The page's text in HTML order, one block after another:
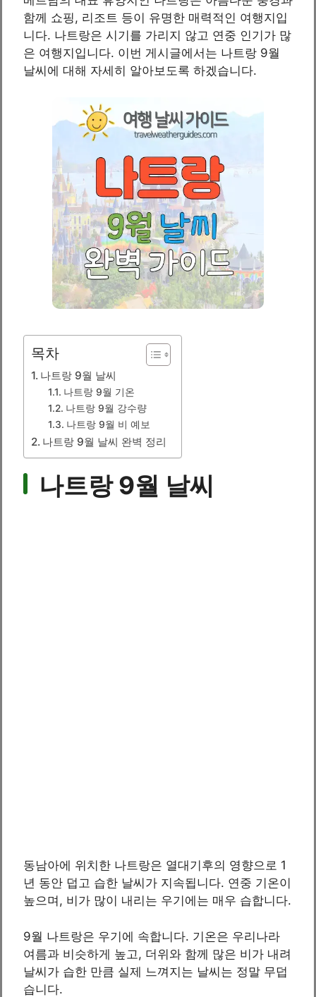
함께 쇼핑, 리조트 등이 유명한 매력적인 여행지입
니다. 나트랑은 시기를 가리지 않고 연중 인기가 많
은 여행지입니다. 이번 게시글에서는 나트랑 9월
날씨에 대해 자세히 알아보도록 하겠습니다.
목차
나트랑 9월 날씨
나트랑 9월 기온
나트랑 9월 강수량
나트랑 9월 비 예보
나트랑 9월 날씨 완벽 정리
나트랑 9월 날씨
동남아에 위치한 나트랑은 열대기후의 영향으로 1
년 동안 덥고 습한 날씨가 지속됩니다. 연중 기온이
높으며, 비가 많이 내리는 우기에는 매우 습합니다.
9월 나트랑은 우기에 속합니다. 기온은 우리나라
여름과 비슷하게 높고, 더위와 함께 많은 비가 내려
날씨가 습한 만큼 실제 느껴지는 날씨는 정말 무덥
습니다.